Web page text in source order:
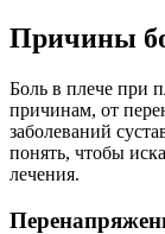
Причины
Боль в плече при
причинам, от
заболеваний
понять, чтобы
лечения.